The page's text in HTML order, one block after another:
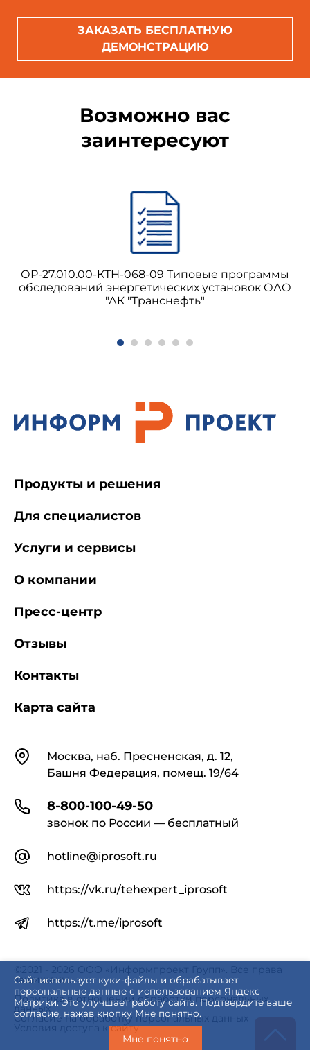
ЗАКАЗАТЬ БЕСПЛАТНУЮ
ДЕМОНСТРАЦИЮ
Возможно вас
заинтересуют
ОР-27.010.00-КТН-068-09 Типовые программы
обследований энергетических установок ОАО
"АК "Транснефть"
Сайт использует куки-файлы и обрабатывает
персональные данные с использованием Яндекс
Метрики. Это улучшает работу сайта. Подтвердите ваше
согласие, нажав кнопку Мне понятно.
Мне понятно
КонтактыМосква, наб. Пресненская, д. 12,
Башня Федерация, помещ. 19/64
8-800-100-49-50
звонок по России — бесплатный
hotline@iprosoft.ru
https://vk.ru/tehexpert_iprosoft
https://t.me/iprosoft
Продукты и решения
Для специалистов
Услуги и сервисы
О компании
Пресс-центр
Отзывы
Контакты
Карта сайта
©2021 - 2026 ООО «Информпроект Групп». Все права
защищены.
Политика в отношении обработки персональных
данных
Согласие на обработку персональных данных
Условия доступа к сайту